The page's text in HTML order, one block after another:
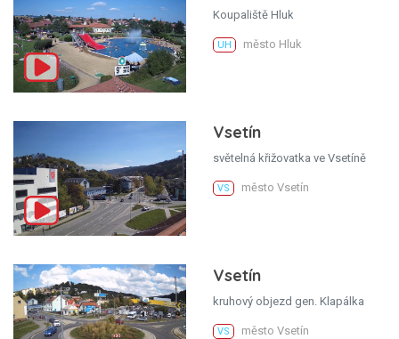
Koupaliště Hluk
UH město Hluk
Vsetín
světelná křižovatka ve Vsetíně
VS město Vsetín
Vsetín
kruhový objezd gen. Klapálka
VS město Vsetín